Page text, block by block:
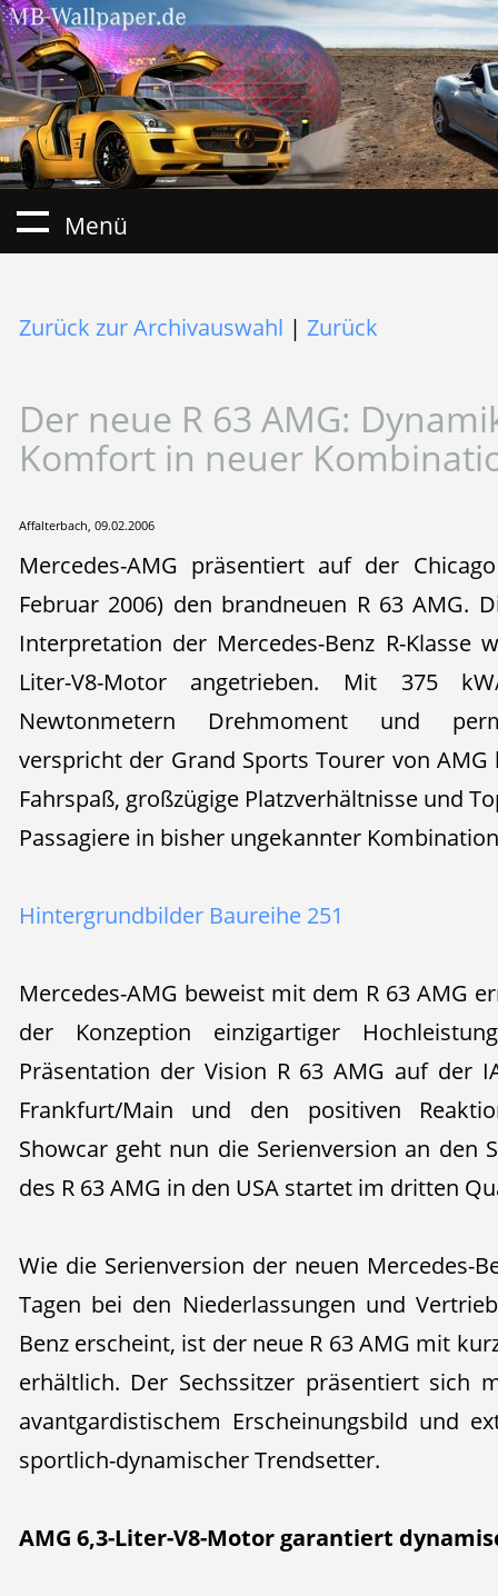
Menü
Zurück zur Archivauswahl | Zurück
Der neue R 63 AMG:
Komfort in neuer
Affalterbach, 09.02.2006
Mercedes-AMG präsentiert auf der
Februar 2006) den brandneuen R 63 AMG.
Interpretation der Mercedes-Benz R-Klasse
Liter-V8-Motor angetrieben. Mit 375
Newtonmetern Drehmoment und
verspricht der Grand Sports Tourer von
Fahrspaß, großzügige Platzverhältnisse und
Passagiere in bisher ungekannter
Hintergrundbilder Baureihe 251
Mercedes-AMG beweist mit dem R 63 AMG
der Konzeption einzigartiger
Präsentation der Vision R 63 AMG auf der
Frankfurt/Main und den positiven
Showcar geht nun die Serienversion an den
des R 63 AMG in den USA startet im dritten
Wie die Serienversion der neuen Mercedes-
Tagen bei den Niederlassungen und
Benz erscheint, ist der neue R 63 AMG mit
erhältlich. Der Sechssitzer präsentiert sich
avantgardistischem Erscheinungsbild und
sportlich-dynamischer Trendsetter.
AMG 6,3-Liter-V8-Motor garantiert